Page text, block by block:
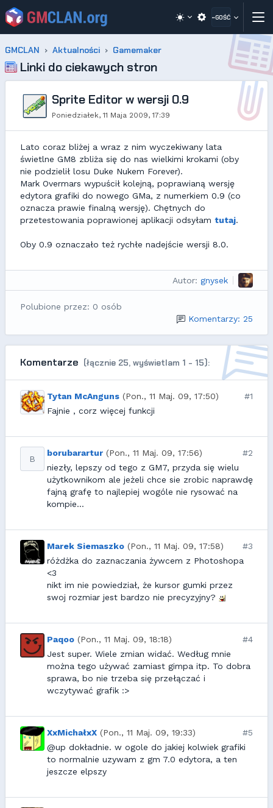
~GOŚĆ
GMCLAN Aktualności Gamemaker
Linki do ciekawych stron
Sprite Editor w wersji 0.9
Poniedziałek, 11 Maja 2009, 17:39
Lato coraz bliżej a wraz z nim wyczekiwany lata
świetlne GM8 zbliża się do nas wielkimi krokami (oby
nie podzielił losu Duke Nukem Forever).
Mark Overmars wypuścił kolejną, poprawianą wersję
edytora grafiki do nowego GMa, z numerkiem 0.9 (co
oznacza prawie finalną wersję). Chętnych do
przetestowania poprawionej aplikacji odsyłam tutaj.
Oby 0.9 oznaczało też rychłe nadejście wersji 8.0.
Autor: gnysek
Polubione przez: 0 osób
Komentarzy: 25
Komentarze (łącznie 25, wyświetlam 1 - 15):
Tytan McAnguns (Pon., 11 Maj. 09, 17:50)
#1
Fajnie , corz więcej funkcji
B
borubarartur (Pon., 11 Maj. 09, 17:56)
#2
niezły, lepszy od tego z GM7, przyda się wielu
użytkownikom ale jeżeli chce sie zrobic naprawdę
fajną grafę to najlepiej wogóle nie rysować na
kompie...
Marek Siemaszko (Pon., 11 Maj. 09, 17:58)
#3
różdżka do zaznaczania żywcem z Photoshopa
<3
nikt im nie powiedział, że kursor gumki przez
swoj rozmiar jest bardzo nie precyzyjny?
Paqoo (Pon., 11 Maj. 09, 18:18)
#4
Jest super. Wiele zmian widać. Według mnie
można tego używać zamiast gimpa itp. To dobra
sprawa, bo nie trzeba się przełączać i
wczytywać grafik :>
XxMichałxX (Pon., 11 Maj. 09, 19:33)
#5
@up dokładnie. w ogole do jakiej kolwiek grafiki
to normalnie uzywam z gm 7.0 edytora, a ten
jeszcze elpszy